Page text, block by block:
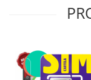
-7%